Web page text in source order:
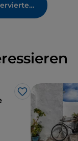
Greifen Sie jetzt auf Ihren reservierten Bereich zu
Like